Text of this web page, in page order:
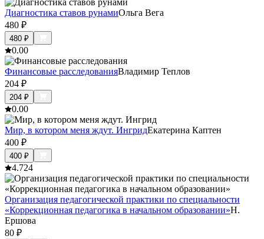
Диагностика ставов рунамиОльга Вега
480 ₽
480 ₽
0.00
Финансовые расследованияВладимир Теплов
204 ₽
204 ₽
0.00
Мир, в котором меня ждут. ИнгридЕкатерина Каптен
400 ₽
400 ₽
4.724
Организация педагогической практики по специальности
«Коррекционная педагогика в начальном образовании»Н.
Ершова
80 ₽